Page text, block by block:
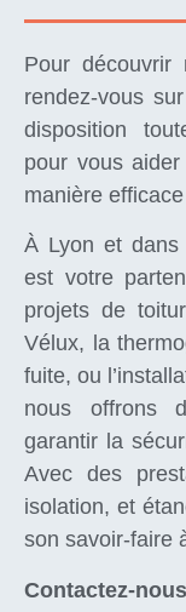
Pour découvrir
rendez-vous
disposition
pour vous aider
manière
À Lyon et dans
est votre
projets de
Vélux, la
fuite, ou
nous offrons
garantir la
Avec des
isolation, et
son savoir-faire
Contactez-